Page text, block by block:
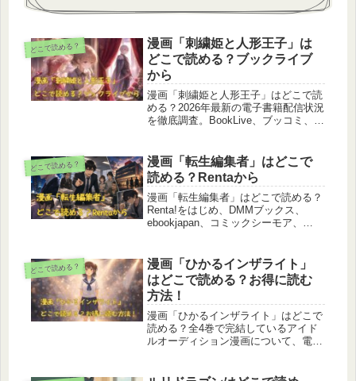
どこで読める？
漫画「刺繍姫と人形王子」は
どこで読める？ブックライブ
から
漫画「刺繍姫と人形王子」はどこで読
める？2026年最新の電子書籍配信状況
を徹底調査。BookLive、ブッコミ、
スを比較し、読めるサイト・読めない
サイトをわかりやすくまとめていま
す。さらに、あらすじ、登場人物、原
作小説の有無、作品の見どころまで詳
しく解説します。
どこで読める？
漫画「転生編集者」はどこで
読める？Rentaから
漫画「転生編集者」はどこで読める？
Renta!をはじめ、DMMブックス、
ebookjapan、コミックシーモア、
た。異世界編集者との違いは？無料で
読める方法や作品のあらすじ、登場人
物、見どころ、単行本の有無までわか
りやすく解説します。
どこで読める？
漫画「ひかるインザライト」
はどこで読める？お得に読む
方法！
漫画「ひかるインザライト」はどこで
読める？全4巻で完結しているアイド
ルオーディション漫画について、電子